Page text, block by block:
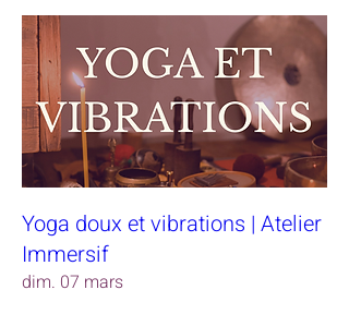
Yoga doux et vibrations | Atelier
Immersif
dim. 07 mars